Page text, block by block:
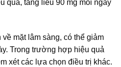
quả, tăng liều 90 mg mỗi ngày
mặt lâm sàng, có thể giảm
Trong trường hợp hiệu quả
xét các lựa chọn điều trị khác.